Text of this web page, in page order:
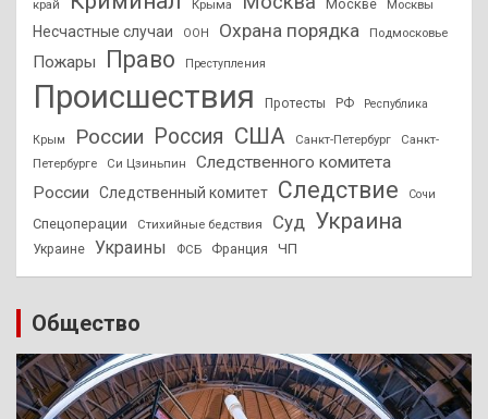
край Крыма Москве Москвы
Несчастные случаи ООН Охрана порядка Подмосковье
Пожары Право Преступления
Происшествия Протесты РФ Республика
Крым России Россия США Санкт-Петербург
Санкт-
Петербурге
Си Цзиньпин
Следственного комитета
России
Следственный комитет Следствие Сочи
Спецоперации Стихийные бедствия Суд Украина
Украине Украины ФСБ Франция ЧП
Общество